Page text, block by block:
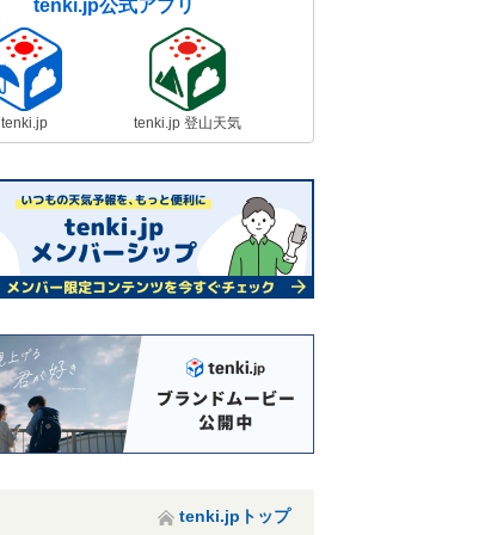
tenki.jp公式アプリ
tenki.jp tenki.jp 登山天気
tenki.jpトップ